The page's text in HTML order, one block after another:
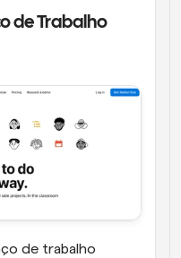
de Trabalho
de trabalho